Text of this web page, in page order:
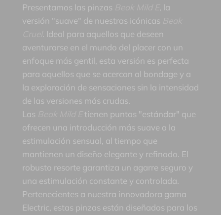
Presentamos las pinzas
, la
versión "suave" de nuestras icónicas
. Ideal para aquellos que deseen
aventurarse en el mundo del placer con un
enfoque más gentil, esta versión es perfecta
para aquellos que se acercan al bondage y a
la exploración de sensaciones sin la intensidad
de las versiones más crudas.
Las
tienen puntas "estándar" que
ofrecen una introducción más suave a la
estimulación sensual, al tiempo que
mantienen un diseño elegante y refinado. El
robusto resorte garantiza un agarre seguro y
una estimulación constante y controlada.
Pertenecientes a nuestra innovadora gama
Electric, estas pinzas están diseñados para los